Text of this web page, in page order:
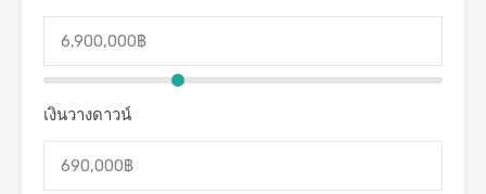
เงินวางดาวน์